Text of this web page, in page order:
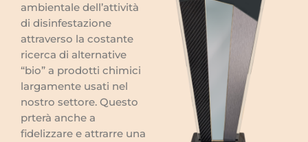
ambientale dell’attività
di disinfestazione
attraverso la costante
ricerca di alternative
“bio” a prodotti chimici
largamente usati nel
nostro settore. Questo
prterà anche a
fidelizzare e attrarre una